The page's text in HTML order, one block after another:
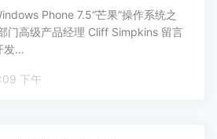
Phone 7.5“芒果”操作系统之
门高级产品经理 Cliff Simpkins 留言
发…
7 月 27 日, 11:09 下午